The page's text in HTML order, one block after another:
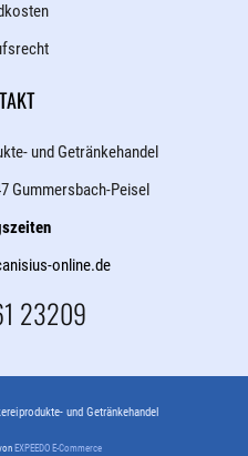
und Getränkehandel
Gummersbach-Peisel
online.de
23209
und Getränkehandel
EXPEEDO E-Commerce